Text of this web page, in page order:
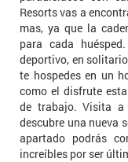
Resorts vas a
mas, ya que la
para cada
deportivo, en
te hospedes en un
como el disfrute
de trabajo. Visita a
descubre una nueva
apartado podrás
increíbles por ser